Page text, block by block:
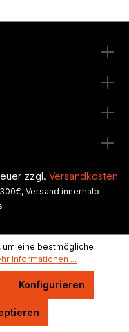
zzgl. Versandkosten
Versand innerhalb
eine bestmögliche
Informationen ...
Konfigurieren